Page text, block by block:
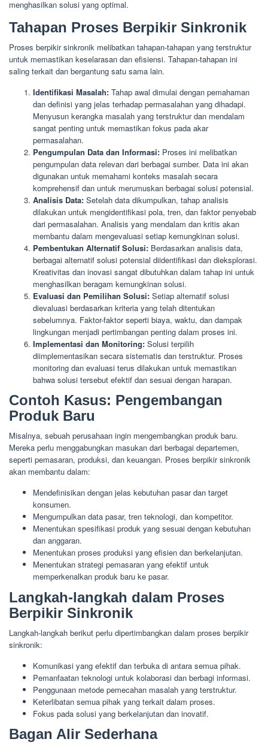
menghasilkan solusi yang optimal.
Tahapan Proses Berpikir Sinkronik
Proses berpikir sinkronik melibatkan tahapan-tahapan yang terstruktur
untuk memastikan keselarasan dan efisiensi. Tahapan-tahapan ini
saling terkait dan bergantung satu sama lain.
Identifikasi Masalah: Tahap awal dimulai dengan pemahaman
dan definisi yang jelas terhadap permasalahan yang dihadapi.
Menyusun kerangka masalah yang terstruktur dan mendalam
sangat penting untuk memastikan fokus pada akar
permasalahan.
Pengumpulan Data dan Informasi: Proses ini melibatkan
pengumpulan data relevan dari berbagai sumber. Data ini akan
digunakan untuk memahami konteks masalah secara
komprehensif dan untuk merumuskan berbagai solusi potensial.
Analisis Data: Setelah data dikumpulkan, tahap analisis
dilakukan untuk mengidentifikasi pola, tren, dan faktor penyebab
dari permasalahan. Analisis yang mendalam dan kritis akan
membantu dalam mengevaluasi setiap kemungkinan solusi.
Pembentukan Alternatif Solusi: Berdasarkan analisis data,
berbagai alternatif solusi potensial diidentifikasi dan dieksplorasi.
Kreativitas dan inovasi sangat dibutuhkan dalam tahap ini untuk
menghasilkan beragam kemungkinan solusi.
Evaluasi dan Pemilihan Solusi: Setiap alternatif solusi
dievaluasi berdasarkan kriteria yang telah ditentukan
sebelumnya. Faktor-faktor seperti biaya, waktu, dan dampak
lingkungan menjadi pertimbangan penting dalam proses ini.
Implementasi dan Monitoring: Solusi terpilih
diimplementasikan secara sistematis dan terstruktur. Proses
monitoring dan evaluasi terus dilakukan untuk memastikan
bahwa solusi tersebut efektif dan sesuai dengan harapan.
Contoh Kasus: Pengembangan
Produk Baru
Misalnya, sebuah perusahaan ingin mengembangkan produk baru.
Mereka perlu menggabungkan masukan dari berbagai departemen,
seperti pemasaran, produksi, dan keuangan. Proses berpikir sinkronik
akan membantu dalam:
Mendefinisikan dengan jelas kebutuhan pasar dan target
konsumen.
Mengumpulkan data pasar, tren teknologi, dan kompetitor.
Menentukan spesifikasi produk yang sesuai dengan kebutuhan
dan anggaran.
Menentukan proses produksi yang efisien dan berkelanjutan.
Menentukan strategi pemasaran yang efektif untuk
memperkenalkan produk baru ke pasar.
Langkah-langkah dalam Proses
Berpikir Sinkronik
Langkah-langkah berikut perlu dipertimbangkan dalam proses berpikir
sinkronik:
Komunikasi yang efektif dan terbuka di antara semua pihak.
Pemanfaatan teknologi untuk kolaborasi dan berbagi informasi.
Penggunaan metode pemecahan masalah yang terstruktur.
Keterlibatan semua pihak yang terkait dalam proses.
Fokus pada solusi yang berkelanjutan dan inovatif.
Bagan Alir Sederhana